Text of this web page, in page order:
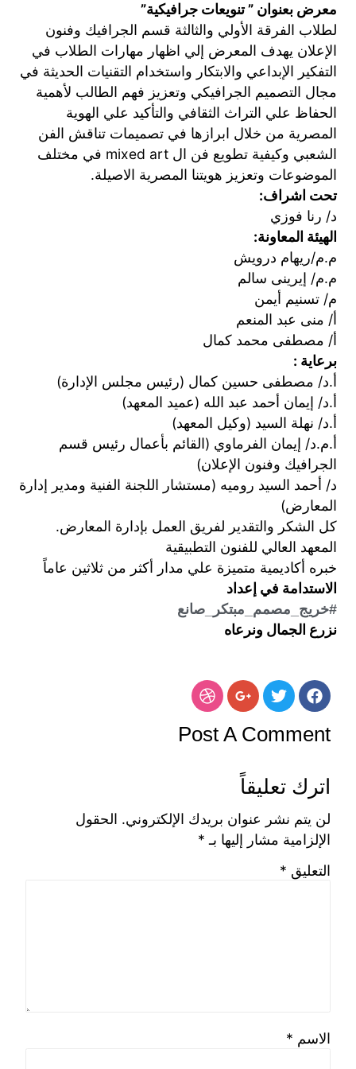
admin3102 بدون تعليقات
” تنويعات جرافيكية”
الأولي والثالثة قسم الجرافيك وفنون
المعرض إلي اظهار مهارات الطلاب في
والابتكار واستخدام التقنيات الحديثة في
الجرافيكي وتعزيز فهم الطالب لأهمية
التراث الثقافي والتأكيد علي الهوية
خلال ابرازها في تصميمات تناقش الفن
وتعزيز هويتنا المصرية الاصيلة.
درويش
سالم
المنعم
محمد كمال
حسين كمال (رئيس مجلس الإدارة)
عبد الله (عميد المعهد)
(وكيل المعهد)
الفرماوي (القائم بأعمال رئيس قسم
روميه (مستشار اللجنة الفنية ومدير إدارة
لفريق العمل بإدارة المعارض.
للفنون التطبيقية
متميزة علي مدار أكثر من ثلاثين عاماً
في إعداد
ونرعاه